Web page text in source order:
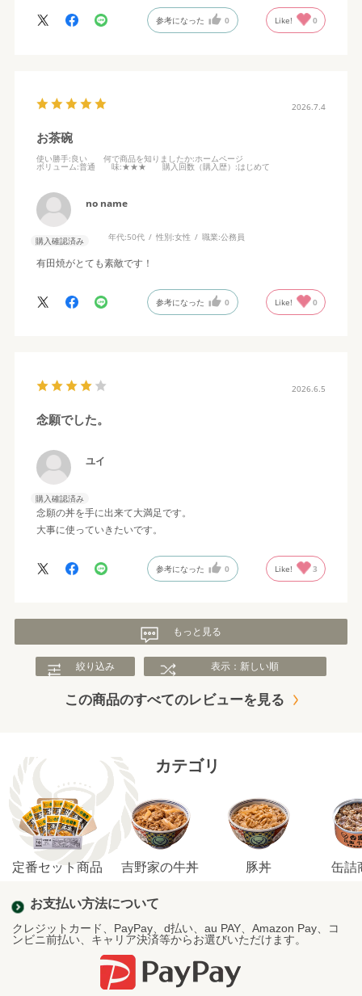
冷凍牛丼は、おうちで吉野家の味がそのまま楽しめます。冷凍食
品だからちょっとは味が落ちるのではないかと思っていました
参考になった 0 Like! 0
2026.7.4
お茶碗
使い勝手:良い 何で商品を知りましたか:ホームページ
ボリューム:普通 味:★★★ 購入回数（購入歴） :はじめて
no name
購入確認済み 年代:50代 性別:女性 職業:公務員
有田焼がとても素敵です！
参考になった 0 Like! 0
2026.6.5
念願でした。
ユイ
購入確認済み
念願の丼を手に出来て大満足です。
大事に使っていきたいです。
参考になった 0 Like! 3
もっと見る
絞り込み 表示：新しい順
この商品のすべてのレビューを見る
カテゴリ
定番セット商品 吉野家の牛丼 豚丼 缶詰
お支払い方法について
クレジットカード、PayPay、d払い、au PAY、Amazon Pay、コ
ンビニ前払い、キャリア決済等からお選びいただけます。